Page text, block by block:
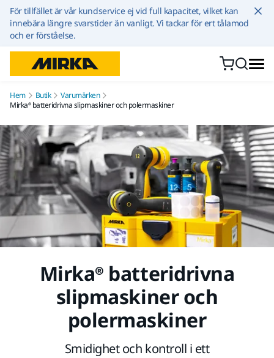
Hoppa till innehållet
För tillfället är vår kundservice ej vid full kapacitet, vilket kan
innebära längre svarstider än vanligt. Vi tackar för ert tålamod
och er förståelse.
Hem Butik
Varumärken
Mirka® batteridrivna slipmaskiner och polermaskiner
Mirka® batteridrivna
slipmaskiner och
polermaskiner
Smidighet och kontroll i ett